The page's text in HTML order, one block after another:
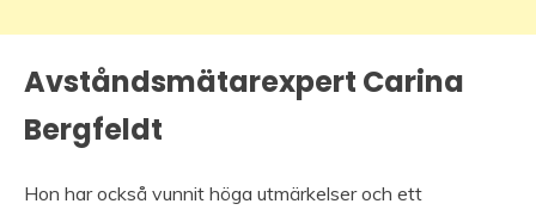
Avståndsmätarexpert Carina
Bergfeldt
Hon har också vunnit höga utmärkelser och ett